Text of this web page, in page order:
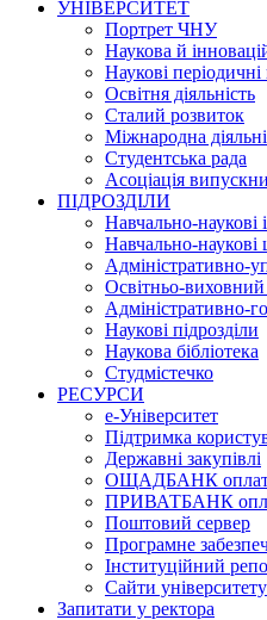
УНІВЕРСИТЕТ
Портрет ЧНУ
Наукова й
Наукові
Освітня діяльність
Сталий розвиток
Міжнародна
Студентська рада
Асоціація
ПІДРОЗДІЛИ
Навчально-наукові
Навчально-наукові
Адміністративно-
Освітньо-
Адміністративно-
Наукові підрозділи
Наукова бібліотека
Студмістечко
РЕСУРСИ
е-Університет
Підтримка
Державні закупівлі
ОЩАДБАНК
ПРИВАТБАНК
Поштовий сервер
Програмне
Інституційний
Сайти університету
Запитати у ректора